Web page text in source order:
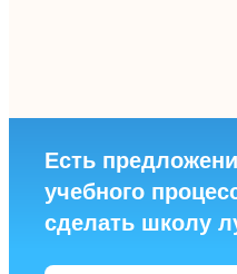
Есть
учебного
сделать школу